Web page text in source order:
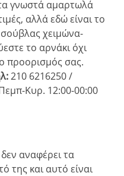
γνωστά αμαρτωλά
αλλά εδώ είναι το
χειμώνα-
το αρνάκι όχι
προορισμός σας.
210 6216250 /
Κυρ. 12:00-00:00
αναφέρει τα
της και αυτό είναι